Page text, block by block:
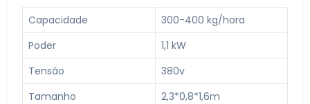
Capacidade
300-400 kg/hora
Poder
1,1 kW
Tensão
380v
Tamanho
2,3*0,8*1,6m